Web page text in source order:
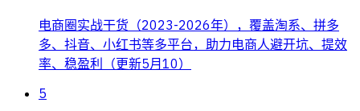
电商圈实战干货（2023-2026年），覆盖淘系、拼多
多、抖音、小红书等多平台，助力电商人避开坑、提效
率、稳盈利（更新5月10）
5